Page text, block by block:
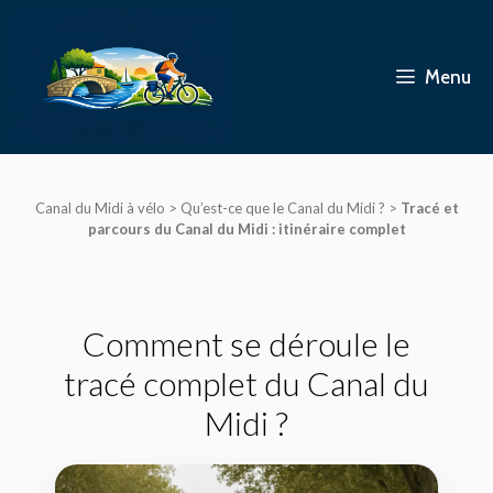
contenu
Menu
Canal du Midi à vélo > Qu’est-ce que le Canal du Midi ? > Tracé et
parcours du Canal du Midi : itinéraire complet
Comment se déroule le
tracé complet du Canal du
Midi ?